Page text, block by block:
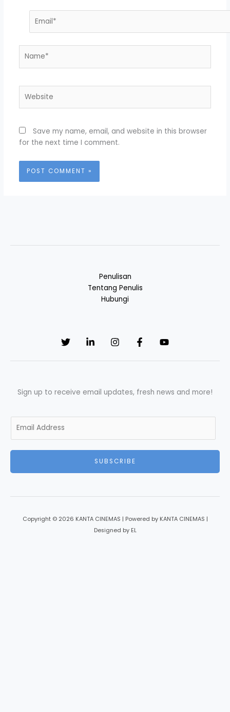
Save my name, email, and website in this browser
for the next time I comment.
Penulisan
Tentang Penulis
Hubungi
Sign up to receive email updates, fresh news and more!
m
i
SUBSCRIBE
Copyright © 2026 KANTA CINEMAS | Powered by KANTA CINEMAS |
Designed by EL